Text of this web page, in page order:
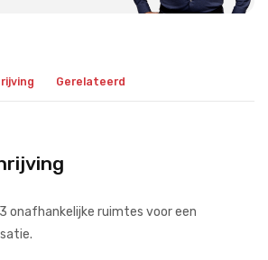
Gerelateerd
onafhankelijke ruimtes voor een